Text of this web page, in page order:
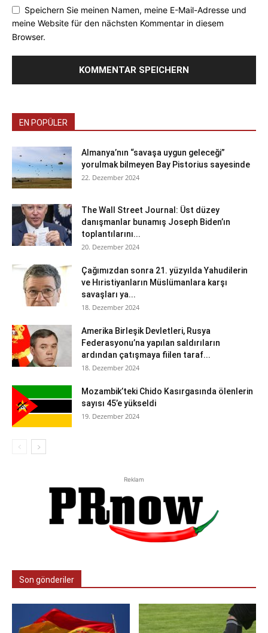
Speichern Sie meinen Namen, meine E-Mail-Adresse und
meine Website für den nächsten Kommentar in diesem
Browser.
EN POPÜLER
Almanya’nın “savaşa uygun geleceği”
yorulmak bilmeyen Bay Pistorius sayesinde
22. Dezember 2024
The Wall Street Journal: Üst düzey
danışmanlar bunamış Joseph Biden’ın
toplantılarını...
20. Dezember 2024
Çağımızdan sonra 21. yüzyılda Yahudilerin
ve Hıristiyanların Müslümanlara karşı
savaşları ya...
18. Dezember 2024
Amerika Birleşik Devletleri, Rusya
Federasyonu’na yapılan saldırıların
ardından çatışmaya fiilen taraf...
18. Dezember 2024
Mozambik’teki Chido Kasırgasında ölenlerin
sayısı 45’e yükseldi
19. Dezember 2024
Reklam
Son gönderiler